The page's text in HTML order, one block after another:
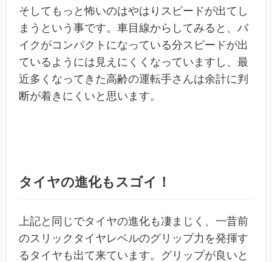
そしてもっと怖いのはやはりスピードが出てし
まうという事です。車目線からしてみると、バ
イクがコンパクトになっている分スピードが出
ているようには見えにくくなっていますし、最
近多くなってきた高齢の運転手さんは余計に判
断が着きにくいと思います。
タイヤの進化もスゴイ！
上記と同じでタイヤの進化も凄まじく、一昔前
のスリックタイヤレベルのグリップ力を発揮す
るタイヤも出て来ています。グリップが良いと